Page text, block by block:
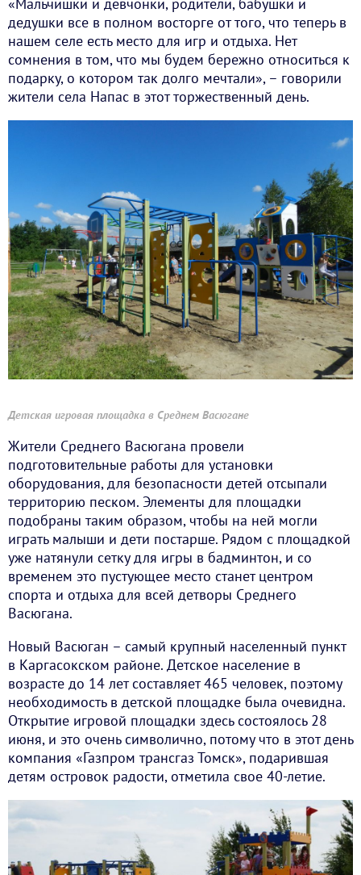
дедушки все в полном восторге от того, что теперь в
нашем селе есть место для игр и отдыха. Нет
сомнения в том, что мы будем бережно относиться к
подарку, о котором так долго мечтали», – говорили
жители села Напас в этот торжественный день.
Детская игровая площадка в Среднем Васюгане
Жители Среднего Васюгана провели
подготовительные работы для установки
оборудования, для безопасности детей отсыпали
территорию песком. Элементы для площадки
подобраны таким образом, чтобы на ней могли
играть малыши и дети постарше. Рядом с площадкой
уже натянули сетку для игры в бадминтон, и со
временем это пустующее место станет центром
спорта и отдыха для всей детворы Среднего
Васюгана.
Новый Васюган – самый крупный населенный пункт
в Каргасокском районе. Детское население в
возрасте до 14 лет составляет 465 человек, поэтому
необходимость в детской площадке была очевидна.
Открытие игровой площадки здесь состоялось 28
июня, и это очень символично, потому что в этот день
компания «Газпром трансгаз Томск», подарившая
детям островок радости, отметила свое 40-летие.